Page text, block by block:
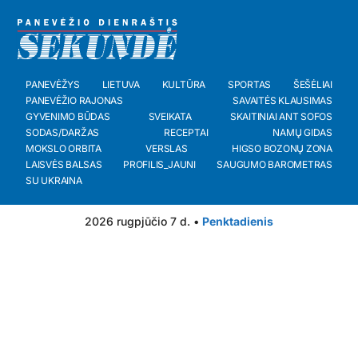
PANEVĖŽYS LIETUVA KULTŪRA SPORTAS
ŠEŠĖLIAI
PANEVĖŽIO RAJONAS
SAVAITĖS KLAUSIMAS
GYVENIMO BŪDAS
SVEIKATA
SKAITINIAI ANT SOFOS
SODAS/DARŽAS
RECEPTAI
NAMŲ GIDAS
MOKSLO ORBITA
VERSLAS
HIGSO BOZONŲ ZONA
LAISVĖS BALSAS
PROFILIS_JAUNI
SAUGUMO BAROMETRAS
SU UKRAINA
2026 rugpjūčio 7 d. • Penktadienis